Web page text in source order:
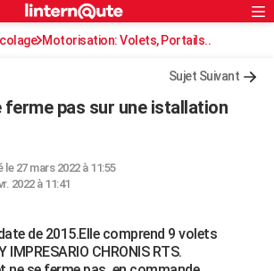
ville
Rechercher
S'inscrire
Connexion
Motorisation: Volets, Portails..
Sujet Suivant
ferme pas sur une istallation
le 27 mars 2022 à 11:55
2022 à 11:41
de 2015.Elle comprend 9 volets
CHRONIS RTS.